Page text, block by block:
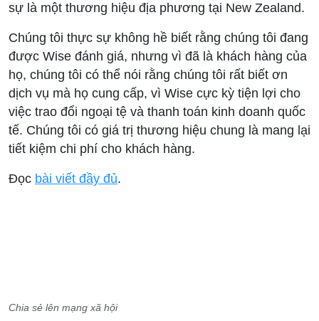
sự là một thương hiệu địa phương tại New Zealand.
Chúng tôi thực sự không hề biết rằng chúng tôi đang
được Wise đánh giá, nhưng vì đã là khách hàng của
họ, chúng tôi có thể nói rằng chúng tôi rất biết ơn
dịch vụ mà họ cung cấp, vì Wise cực kỳ tiện lợi cho
việc trao đổi ngoại tệ và thanh toán kinh doanh quốc
tế. Chúng tôi có giá trị thương hiệu chung là mang lại
tiết kiệm chi phí cho khách hàng.
Đọc bài viết đầy đủ.
Chia sẻ lên mạng xã hội